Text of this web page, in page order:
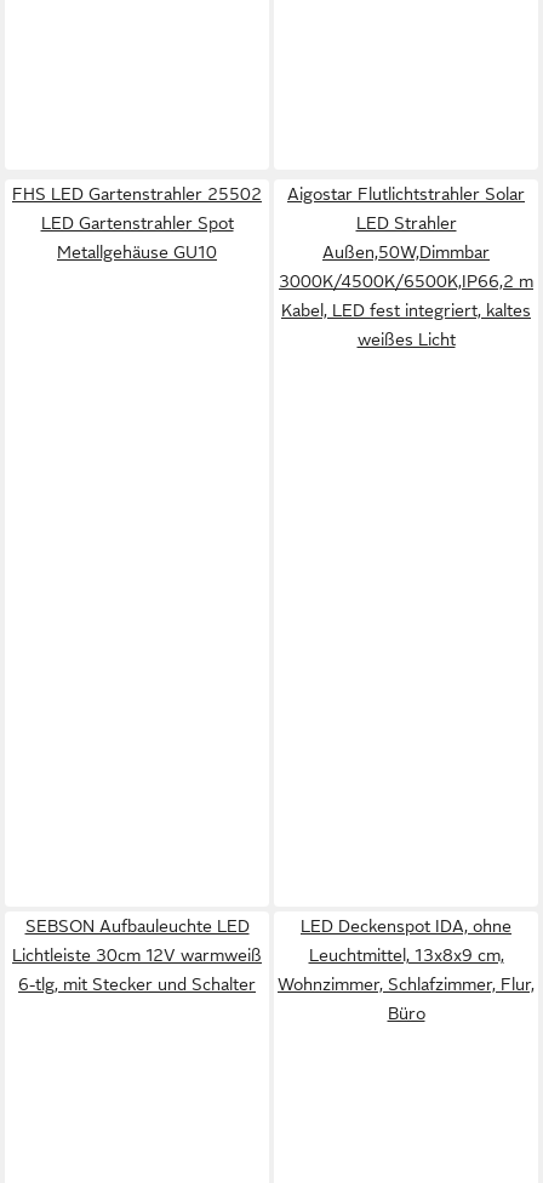
FHS LED Gartenstrahler 25502
LED Gartenstrahler Spot
Metallgehäuse GU10
Aigostar Flutlichtstrahler Solar
LED Strahler
Außen,50W,Dimmbar
3000K/4500K/6500K,IP66,2 m
Kabel, LED fest integriert, kaltes
weißes Licht
SEBSON Aufbauleuchte LED
Lichtleiste 30cm 12V warmweiß
6-tlg, mit Stecker und Schalter
LED Deckenspot IDA, ohne
Leuchtmittel, 13x8x9 cm,
Wohnzimmer, Schlafzimmer, Flur,
Büro